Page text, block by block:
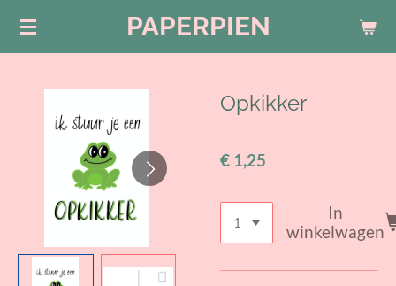
Ga
hoofdinhoud
PAPERPIEN
Opkikker
€ 1,25
In
winkelwagen